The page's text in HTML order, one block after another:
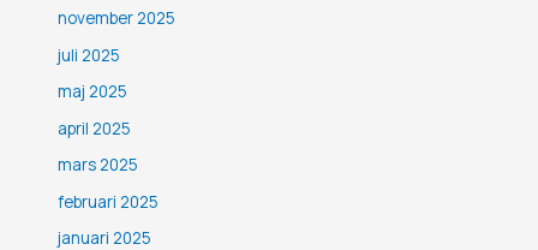
november 2025
juli 2025
maj 2025
april 2025
mars 2025
februari 2025
januari 2025